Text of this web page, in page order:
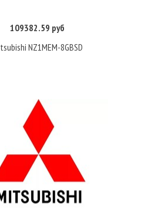
Купить
109382.59 руб
NZ1MEM-8GBSD